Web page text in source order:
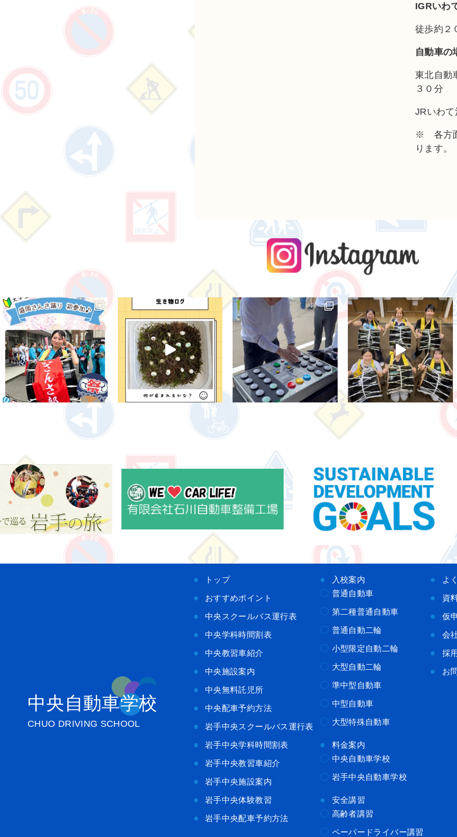
IGRいわ
徒歩約２
自動車の
東北自動
３０分
JRいわ
※ 各方
ります。
中央自動車学校
CHUO DRIVING SCHOOL
トップ
おすすめポイント
中央スクールバス運行表
中央学科時間割表
中央教習車紹介
中央施設案内
中央無料託児所
中央配車予約方法
岩手中央スクールバス運行表
岩手中央学科時間割表
岩手中央教習車紹介
岩手中央施設案内
岩手中央体験教習
岩手中央配車予約方法
入校案内
普通自動車
第二種普通自動車
普通自動二輪
小型限定自動二輪
大型自動二輪
準中型自動車
中型自動車
大型特殊自動車
料金案内
中央自動車学校
岩手中央自動車学校
安全講習
高齢者講習
ペーパードライバー講習
よ
資
仮
会
採
お